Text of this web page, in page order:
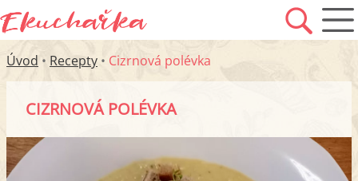
Úvod • Recepty • Cizrnová polévka
CIZRNOVÁ POLÉVKA